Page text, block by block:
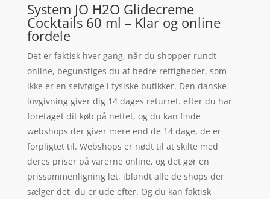
System JO H2O Glidecreme
Cocktails 60 ml – Klar og online
fordele
Det er faktisk hver gang, når du shopper rundt
online, begunstiges du af bedre rettigheder, som
ikke er en selvfølge i fysiske butikker. Den danske
lovgivning giver dig 14 dages returret. efter du har
foretaget dit køb på nettet, og du kan finde
webshops der giver mere end de 14 dage, de er
forpligtet til. Webshops er nødt til at skilte med
deres priser på varerne online, og det gør en
prissammenligning let, iblandt alle de shops der
sælger det, du er ude efter. Og du kan faktisk